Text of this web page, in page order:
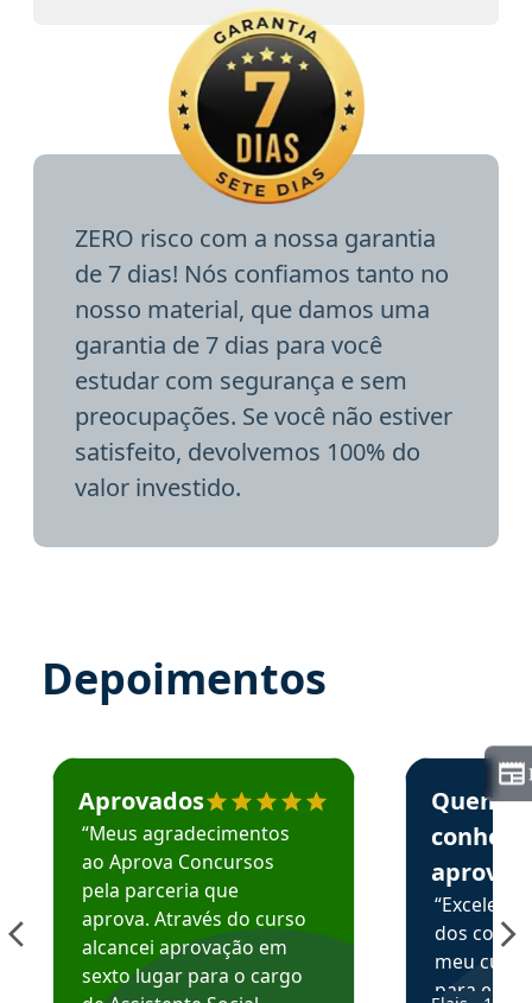
ZERO risco com a nossa garantia
de 7 dias! Nós confiamos tanto no
nosso material, que damos uma
garantia de 7 dias para você
estudar com segurança e sem
preocupações. Se você não estiver
satisfeito, devolvemos 100% do
valor investido.
Depoimentos
Estudante José recomenda o Aprova Concursos em
Aprovados
“Meus agradecimentos
ao Aprova Concursos
pela parceria que
aprova. Através do curso
alcancei aprovação em
sexto lugar para o cargo
Estudante
Quem
aprova
dos
meu
para